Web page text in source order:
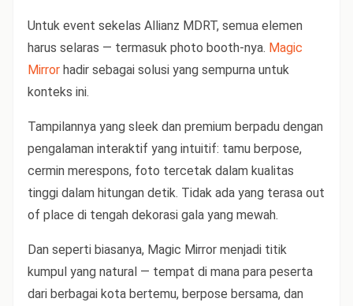
Untuk event sekelas Allianz MDRT, semua elemen
harus selaras — termasuk photo booth-nya. Magic
Mirror hadir sebagai solusi yang sempurna untuk
konteks ini.
Tampilannya yang sleek dan premium berpadu dengan
pengalaman interaktif yang intuitif: tamu berpose,
cermin merespons, foto tercetak dalam kualitas
tinggi dalam hitungan detik. Tidak ada yang terasa out
of place di tengah dekorasi gala yang mewah.
Dan seperti biasanya, Magic Mirror menjadi titik
kumpul yang natural — tempat di mana para peserta
dari berbagai kota bertemu, berpose bersama, dan